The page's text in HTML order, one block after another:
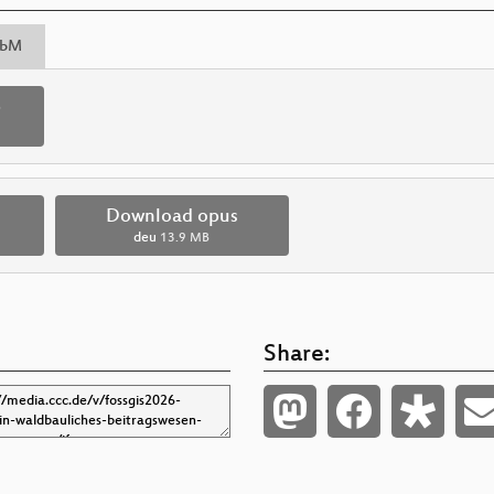
Download opus
deu 13.9 MB
Share: